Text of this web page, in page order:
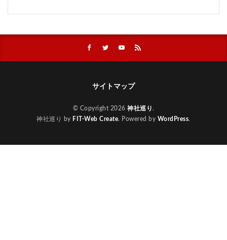
サイトマップ
© Copyright 2026 神社巡り.
神社巡り by FIT-Web Create. Powered by WordPress.